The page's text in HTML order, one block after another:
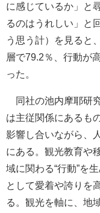
に感じているか」と
るのはうれしい」と
う思う計）を見ると
層で79.2％、行動が
った。
同社の池内摩耶研
は主従関係にあるも
影響し合いながら、
にある。観光教育や
域に関わる“行動”を
として愛着や誇りを
る。観光を軸に、地